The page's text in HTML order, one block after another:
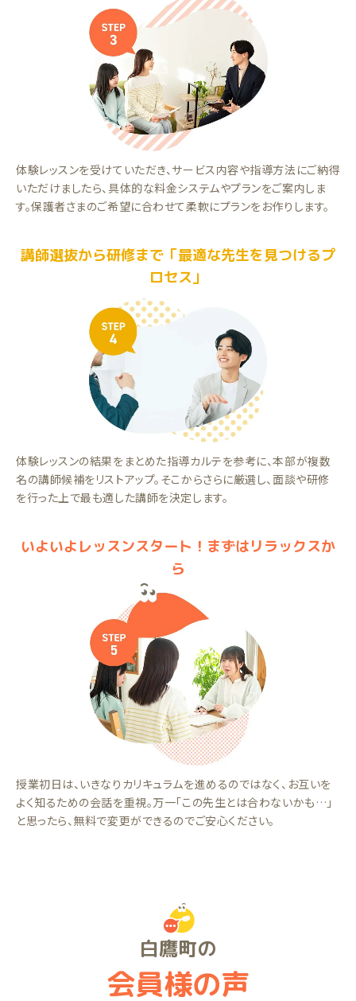
体験レッスンを受けていただき、サービス内容や指導方法にご納得
いただけましたら、具体的な料金システムやプランをご案内しま
す。保護者さまのご希望に合わせて柔軟にプランをお作りします。
講師選抜から研修まで「最適な先生を見つけるプ
ロセス」
体験レッスンの結果をまとめた指導カルテを参考に、本部が複数
名の講師候補をリストアップ。そこからさらに厳選し、面談や研修
を行った上で最も適した講師を決定します。
いよいよレッスンスタート！まずはリラックスか
ら
授業初日は、いきなりカリキュラムを進めるのではなく、お互いを
よく知るための会話を重視。万一「この先生とは合わないかも…」
と思ったら、無料で変更ができるのでご安心ください。
白鷹町の
会員様の声